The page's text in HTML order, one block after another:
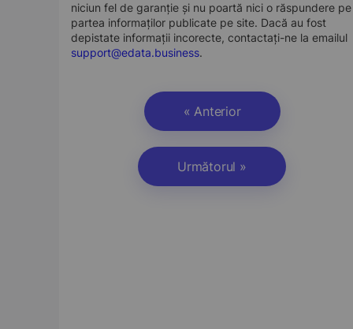
niciun fel de garanție și nu poartă nici o răspundere pe
partea informaților publicate pe site. Dacă au fost
depistate informații incorecte, contactați-ne la emailul
support@edata.business.
« Anterior
Următorul »